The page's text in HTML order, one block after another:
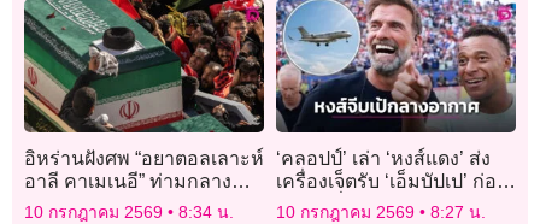
อิหร่านฝังศพ “อยาตอลเลาะห์
อาลี คาเมเนอี” ท่ามกลาง
ความตึงเครียดกับสหรัฐ
10 กรกฎาคม 2569 8:34 น.
‘คลอปป์’ เล่า ‘หงส์แดง’ ส่ง
เครื่องเจ็ตรับ ‘เอ็มบัปเป’ ก่อน
บินวนเพื่อเจรจาสัญญา
10 กรกฎาคม 2569 8:27 น.